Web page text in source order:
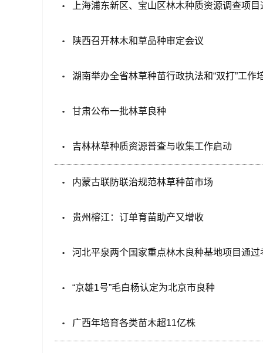
上海浦东新区、宝山区林木种质资源调查项
陕西召开林木和草品种审定会议
湖南举办全省林草种苗行政执法和“双打”工作
甘肃公布一批林草良种
吉林林草种质资源普查与收集工作启动
内蒙古联防联治规范林草种苗市场
贵州榕江：订单育苗助产又增收
河北平泉两个国家重点林木良种基地项目通过
“京雄1号”毛白杨认定为北京市良种
广西年培育各类苗木超11亿株